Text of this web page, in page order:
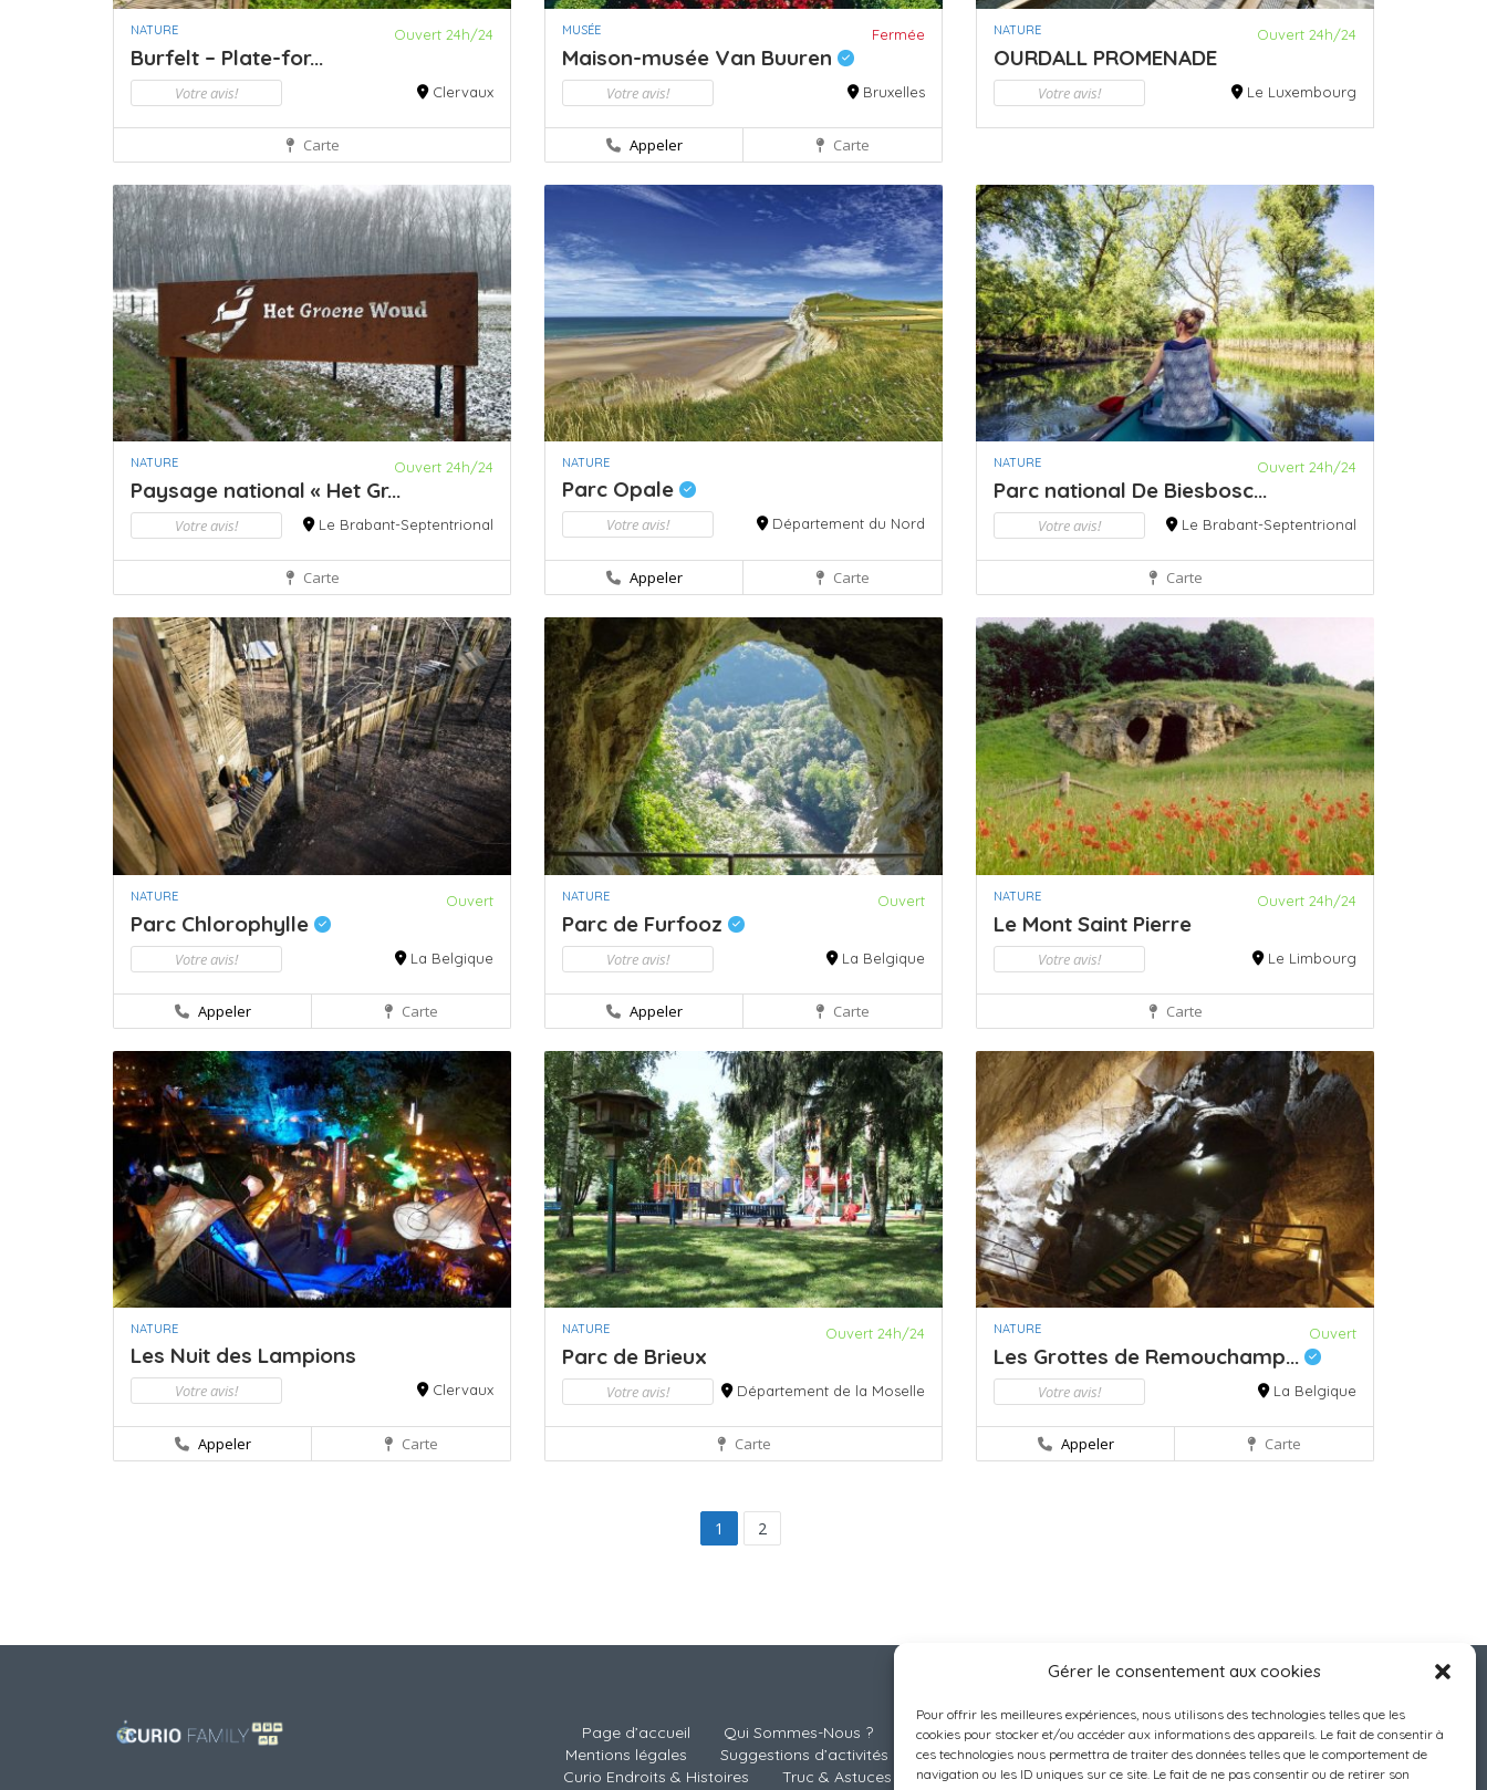
Gérer le consentement aux cookies
Pour offrir les meilleures expériences, nous utilisons des technologies telles que les
cookies pour stocker et/ou accéder aux informations des appareils. Le fait de consentir à
ces technologies nous permettra de traiter des données telles que le comportement de
navigation ou les ID uniques sur ce site. Le fait de ne pas consentir ou de retirer son
NATURE Ouvert 24h/24
Burfelt – Plate-for...
Votre avis! Clervaux
Carte
MUSÉE Fermée
Maison-musée Van Buuren
Votre avis! Bruxelles
Appeler Carte
NATURE Ouvert 24h/24
OURDALL PROMENADE
Votre avis! Le Luxembourg
NATURE Ouvert 24h/24
Paysage national « Het Gr...
Votre avis! Le Brabant-Septentrional
Carte
NATURE
Parc Opale
Votre avis! Département du Nord
Appeler Carte
NATURE Ouvert 24h/24
Parc national De Biesbosc...
Votre avis! Le Brabant-Septentrional
Carte
NATURE Ouvert
Parc Chlorophylle
Votre avis! La Belgique
Appeler Carte
NATURE Ouvert
Parc de Furfooz
Votre avis! La Belgique
Appeler Carte
NATURE Ouvert 24h/24
Le Mont Saint Pierre
Votre avis! Le Limbourg
Carte
NATURE
Les Nuit des Lampions
Votre avis! Clervaux
Appeler Carte
NATURE Ouvert 24h/24
Parc de Brieux
Votre avis! Département de la Moselle
Carte
NATURE Ouvert
Les Grottes de Remouchamp...
Votre avis! La Belgique
Appeler Carte
1 2
Page d’accueil
Qui Sommes-Nous ?
Mentions légales
Suggestions d’activités
Curio Endroits & Histoires
Truc & Astuces